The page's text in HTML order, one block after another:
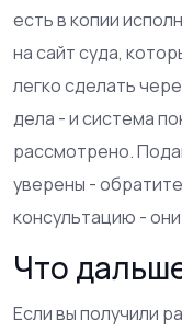
есть в копии
на сайт суда,
легко сделать
дела - и система
рассмотрено.
уверены -
консультацию -
Что
Если вы получили